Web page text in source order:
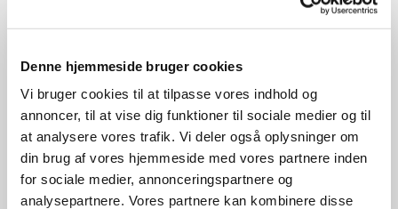
Denne hjemmeside bruger cookies
Vi bruger cookies til at tilpasse vores indhold og
annoncer, til at vise dig funktioner til sociale medier og til
at analysere vores trafik. Vi deler også oplysninger om
din brug af vores hjemmeside med vores partnere inden
for sociale medier, annonceringspartnere og
analysepartnere. Vores partnere kan kombinere disse
Tlf.:
20 27 20 16
E-mail:
graver@dalerkirke.dk